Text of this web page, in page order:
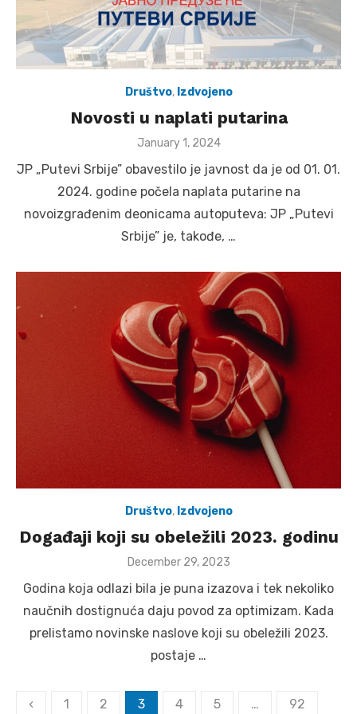
Društvo, Izdvojeno
Novosti u naplati putarina
Posted
January 1, 2024
JP „Putevi Srbije” obavestilo je javnost da je od 01. 01.
2024. godine počela naplata putarine na
novoizgrađenim deonicama autoputeva: JP „Putevi
Srbije” je, takođe, …
Društvo, Izdvojeno
Događaji koji su obeležili 2023. godinu
Posted
December 29, 2023
Godina koja odlazi bila je puna izazova i tek nekoliko
naučnih dostignuća daju povod za optimizam. Kada
prelistamo novinske naslove koji su obeležili 2023.
postaje …
Posts
‹ 1 2 3 4 5 …
92